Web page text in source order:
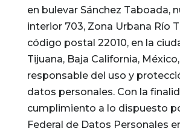
en bulevar Sánchez Taboada,
interior 703, Zona Urbana Río
código postal 22010, en la
Tijuana, Baja California,
responsable del uso y
datos personales. Con la
cumplimiento a lo dispuesto
Federal de Datos Personales